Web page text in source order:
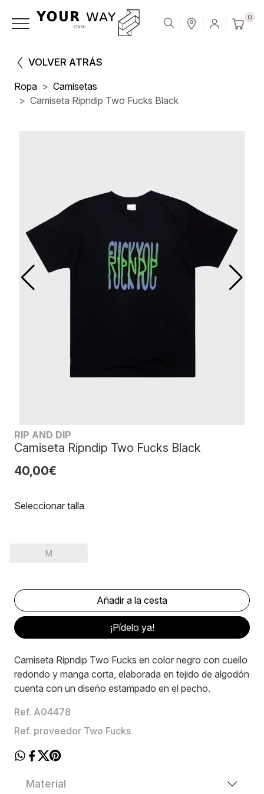
0
VOLVER ATRÁS
Ropa
Camisetas
Camiseta Ripndip Two Fucks Black
RIP AND DIP
Camiseta Ripndip Two Fucks Black
40,00€
Seleccionar talla
M
¡Pídelo ya!
Camiseta Ripndip Two Fucks en color negro con cuello
redondo y manga corta, elaborada en tejido de algodón
cuenta con un diseño estampado en el pecho.
Ref. A04478
Ref. proveedor Two Fucks
Material